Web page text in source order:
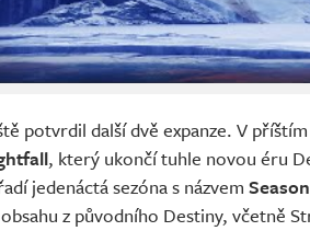
potvrdil další dvě expanze. V
, který ukončí tuhle novou éru
jedenáctá sezóna s názvem
z původního Destiny, včetně